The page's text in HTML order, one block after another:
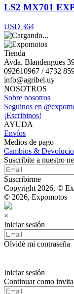
LS2 MX701
USD 364
Tienda
Avda. Blandengues
092610967 / 4732
info@agribel.uy
NOSOTROS
Sobre nosotros
Seguinos en
¡Escribinos!
AYUDA
Envíos
Medios de pago
Cambios &
Suscribite a nuestro
Suscribirme
Copyright 2026, ©
© 2026, Expomotos
×
Iniciar sesión
Olvidé mi contraseña
Iniciar sesión
Continuar como